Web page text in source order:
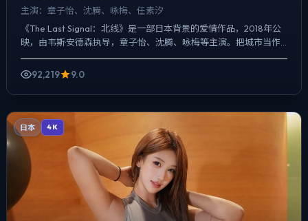
主演： 章子怡、沈腾、咏梅、任素汐
《The Last Signal：北线》是一部日本背景的爱情作品，2018年公
映，由韦斯·安德森执导，章子怡、沈腾、咏梅等主演。把城市当作
92,219
9.0
日本 4K